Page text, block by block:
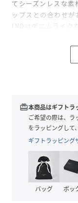
てシーズンレスな
ップスとの合わせが
INDはデニムライク
透け感：なし
裏地：あり
伸縮性：なし
光沢感：なし
生地の厚さ：中肉
redeem本商品はギフトラ
ご希望の際は、
をラッピングして
ギフトラッピング
バッグ ボッ